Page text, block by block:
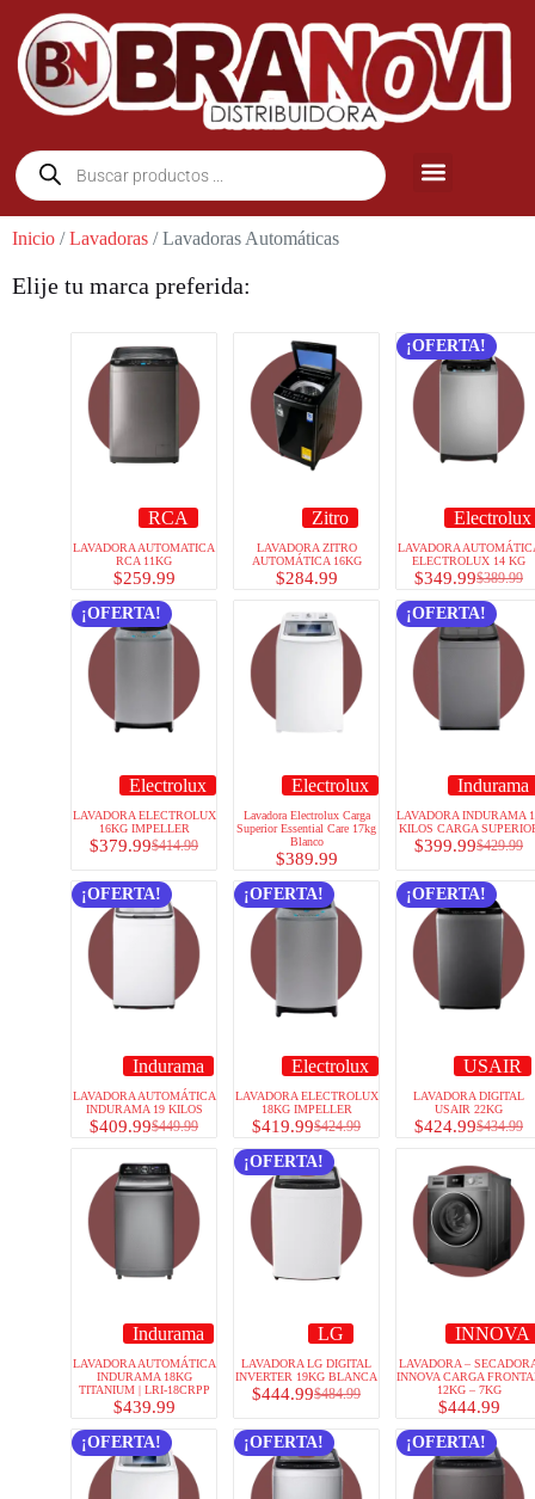
Inicio /Lavadoras / Lavadoras Automáticas
Elije tu marca preferida:
RCA
LAVADORA AUTOMATICA
RCA 11KG
$259.99
Zitro
LAVADORA ZITRO
AUTOMÁTICA 16KG
$284.99
¡OFERTA!
Electrolux
LAVADORA
ELECTROLUX 14 KG
$389.99
$349.99
¡OFERTA!
Electrolux
LAVADORA ELECTROLUX
16KG IMPELLER
$414.99
$379.99
Electrolux
Lavadora Electrolux Carga
Superior Essential Care 17kg
Blanco
$389.99
¡OFERTA!
Indurama
LAVADORA INDURAMA
KILOS CARGA
$429.99
$399.99
¡OFERTA!
Indurama
LAVADORA AUTOMÁTICA
INDURAMA 19 KILOS
$449.99
$409.99
¡OFERTA!
Electrolux
LAVADORA ELECTROLUX
18KG IMPELLER
$424.99
$419.99
¡OFERTA!
USAIR
LAVADORA DIGITAL
USAIR 22KG
$434.99
$424.99
Indurama
LAVADORA AUTOMÁTICA
INDURAMA 18KG
TITANIUM | LRI-18CRPP
$439.99
¡OFERTA!
LG
LAVADORA LG DIGITAL
INVERTER 19KG BLANCA
$484.99
$444.99
INNOVA
LAVADORA –
INNOVA CARGA
12KG – 7KG
$444.99
¡OFERTA! ¡OFERTA! ¡OFERTA!